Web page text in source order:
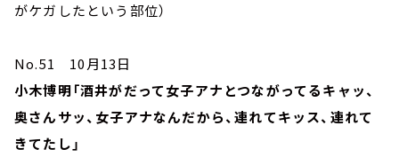
がケガしたという部位）
No.51 10月13日
小木博明「酒井がだって女子アナとつながってるキャッ、
奥さんサッ、女子アナなんだから、連れてキッス、連れて
きてたし」